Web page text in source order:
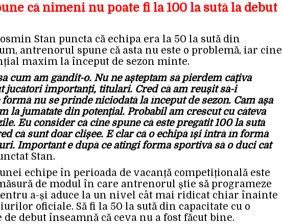
că nimeni nu poate fi la 100 la sută la debut
Stan puncta că echipa era la 50 la sută din
antrenorul spune că asta nu este o problemă, iar cine
maxim la început de sezon minte.
cum am gândit-o. Nu ne așteptam să pierdem câțiva
jucători importanți, titulari. Cred că am reușit să-i
nu se prinde niciodată la început de sezon. Cam așa
la jumătate din potențial. Probabil am crescut cu câteva
Eu consider că cine spune că este pregătit 100 la sută
că sunt doar clișee. E clar că o echipă își intră în formă
Important e după ce atingi forma sportivă să o duci cât
Stan.
echipe în perioada de vacanță competițională este
de modul în care antrenorul știe să programeze
a-și aduce la un nivel cât mai ridicat chiar înainte
oficiale. Să fi la 50 la sută din capacitate cu o
debut înseamnă că ceva nu a fost făcut bine.